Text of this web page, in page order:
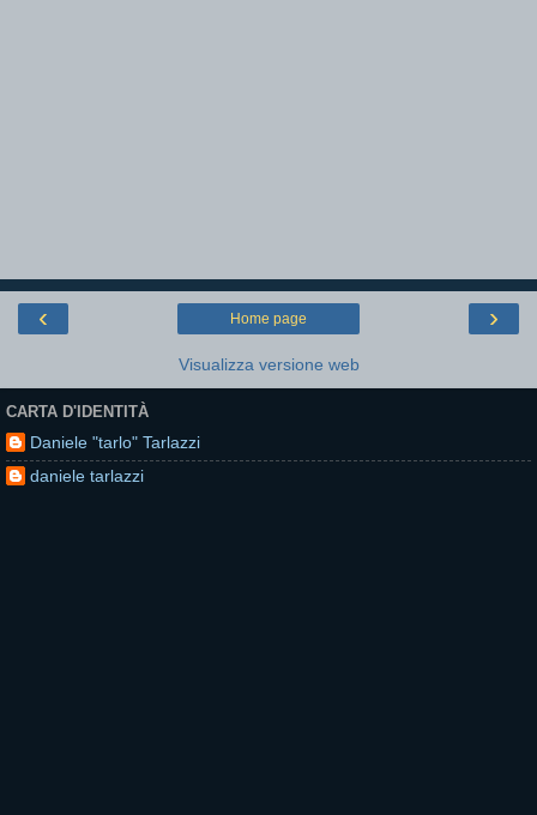
‹ ›
Home page
Visualizza versione web
CARTA D'IDENTITÀ
Daniele "tarlo" Tarlazzi
daniele tarlazzi